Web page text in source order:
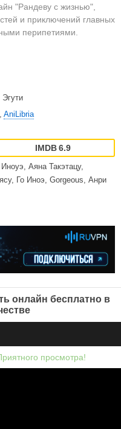
"Рандеву с жизнью",
и приключений главных
перипетиями.
, AniLibria
6.9
Аяна Такэтацу,
Го Иноэ, Gorgeous, Анри
онлайн бесплатно в
просмотра!